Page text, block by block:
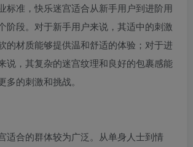
标准，快乐迷宫适合从新手用户到进阶用
阶段。对于新手用户来说，其适中的刺激
的材质能够提供温和舒适的体验；对于进
说，其复杂的迷宫纹理和良好的包裹感能
多的刺激和挑战。
适合的群体较为广泛。从单身人士到情